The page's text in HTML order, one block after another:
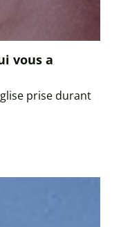
vous a
prise durant